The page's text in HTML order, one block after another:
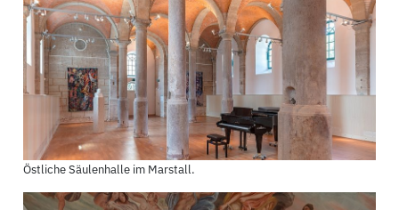
Östliche Säulenhalle im Marstall.